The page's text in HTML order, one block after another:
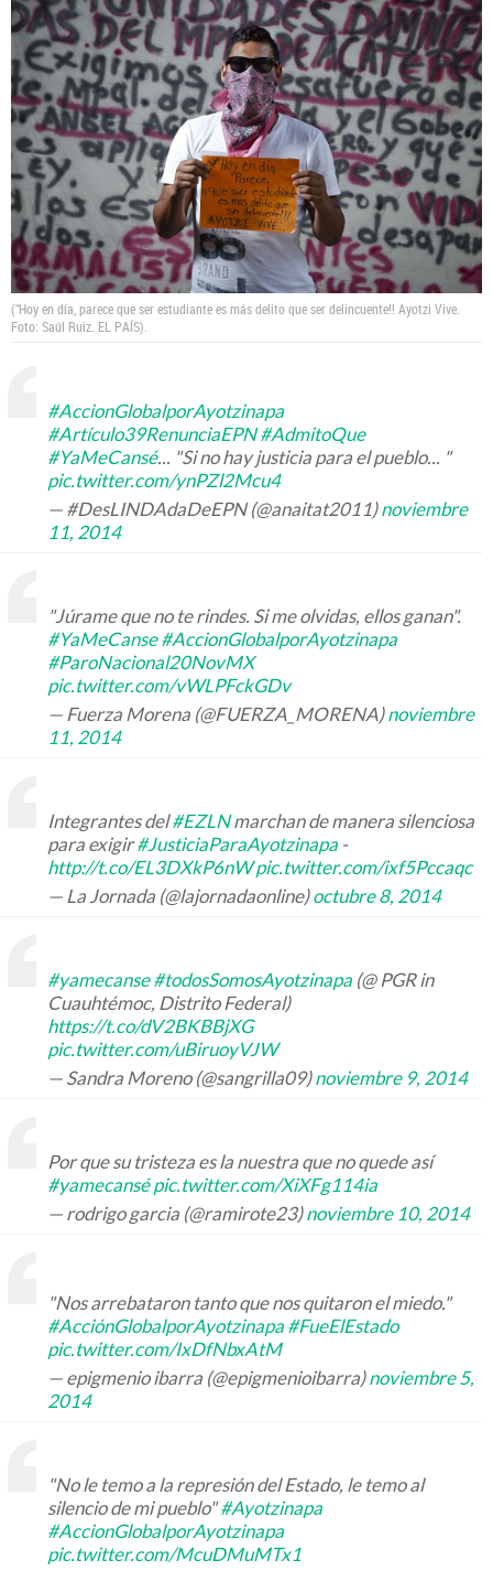
("Hoy en día, parece que ser estudiante es más delito que ser delincuente!! Ayotzi Vive.
Foto: Saúl Ruiz. EL PAÍS).
#AccionGlobalporAyotzinapa
#Artículo39RenunciaEPN #AdmitoQue
#YaMeCansé... "Si no hay justicia para el pueblo... "
pic.twitter.com/ynPZl2Mcu4
— #DesLINDAdaDeEPN (@anaitat2011)noviembre
11, 2014
"Júrame que no te rindes. Si me olvidas, ellos ganan".
#YaMeCanse #AccionGlobalporAyotzinapa
#ParoNacional20NovMX
pic.twitter.com/vWLPFckGDv
— Fuerza Morena (@FUERZA_MORENA)noviembre
11, 2014
Integrantes del#EZLNmarchan de manera silenciosa
para exigir#JusticiaParaAyotzinapa -
http://t.co/EL3DXkP6nW pic.twitter.com/ixf5Pccaqc
— La Jornada (@lajornadaonline)octubre 8, 2014
#yamecanse #todosSomosAyotzinapa (@ PGR in
Cuauhtémoc, Distrito Federal)
https://t.co/dV2BKBBjXG
pic.twitter.com/uBiruoyVJW
— Sandra Moreno (@sangrilla09)noviembre 9, 2014
Por que su tristeza es la nuestra que no quede así
#yamecansé pic.twitter.com/XiXFg114ia
— rodrigo garcia (@ramirote23)noviembre 10, 2014
"Nos arrebataron tanto que nos quitaron el miedo."
#AcciónGlobalporAyotzinapa #FueElEstado
pic.twitter.com/IxDfNbxAtM
— epigmenio ibarra (@epigmenioibarra)noviembre 5,
2014
"No le temo a la represión del Estado, le temo al
silencio de mi pueblo"#Ayotzinapa
#AccionGlobalporAyotzinapa
pic.twitter.com/McuDMuMTx1